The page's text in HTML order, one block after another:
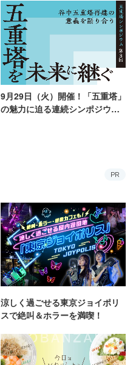
9月29日（火）開催！「五重塔」
の魅力に迫る連続シンポジウ
PR
涼しく過ごせる東京ジョイポリ
スで絶叫＆ホラーを満喫！